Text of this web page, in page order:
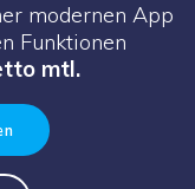
modernen App
Funktionen
mtl.